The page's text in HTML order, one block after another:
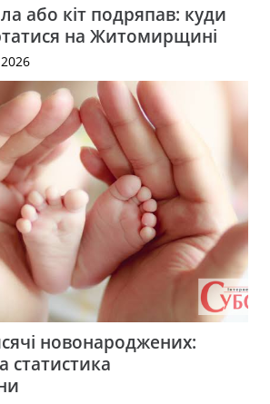
або кіт подряпав: куди
на Житомирщині
новонароджених:
статистика